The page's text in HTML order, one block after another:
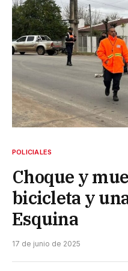
POLICIALES
Choque y
bicicleta y
Esquina
17 de junio de 2025